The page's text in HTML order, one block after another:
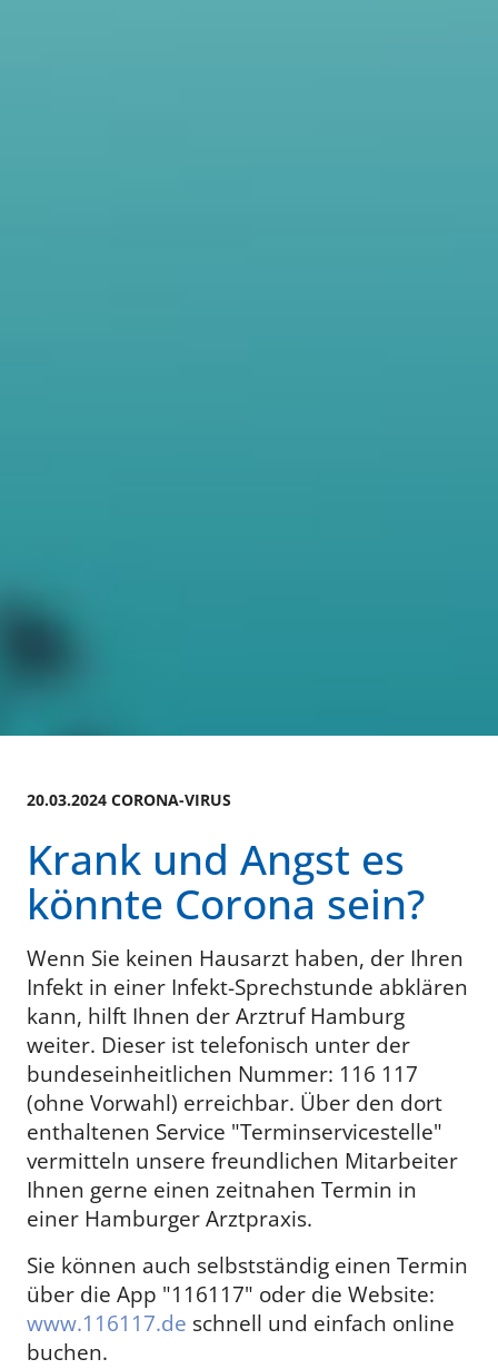
20.03.2024 CORONA-VIRUS
Krank und Angst es
könnte Corona sein?
Wenn Sie keinen Hausarzt haben, der Ihren
Infekt in einer Infekt-Sprechstunde abklären
kann, hilft Ihnen der Arztruf Hamburg
weiter. Dieser ist telefonisch unter der
bundeseinheitlichen Nummer: 116 117
(ohne Vorwahl) erreichbar. Über den dort
enthaltenen Service "Terminservicestelle"
vermitteln unsere freundlichen Mitarbeiter
Ihnen gerne einen zeitnahen Termin in
einer Hamburger Arztpraxis.
Sie können auch selbstständig einen Termin
über die App "116117" oder die Website:
www.116117.de schnell und einfach online
buchen.